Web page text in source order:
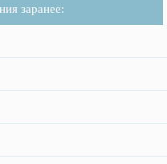
заранее: